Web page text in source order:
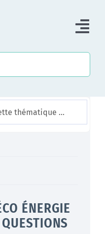
Piloter un réseau
ÉNERGIE